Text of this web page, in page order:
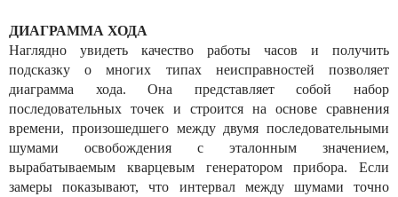
ДИАГРАММА ХОДА
Наглядно увидеть качество работы часов и получить
подсказку о многих типах неисправностей позволяет
диаграмма хода. Она представляет собой набор
последовательных точек и строится на основе сравнения
времени, произошедшего между двумя последовательными
шумами освобождения с эталонным значением,
вырабатываемым кварцевым генератором прибора. Если
замеры показывают, что интервал между шумами точно